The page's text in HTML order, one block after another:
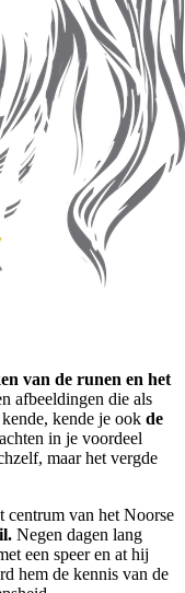
van de runen en het
afbeeldingen die als
kende je ook de
in je voordeel
maar het vergde
van het Noorse
Negen dagen lang
een speer en at hij
hem de kennis van de